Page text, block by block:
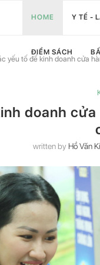
HOME Y TẾ -
ĐIỂM SÁCH
yếu tố để kinh doanh cửa
doanh
written by Hồ Văn